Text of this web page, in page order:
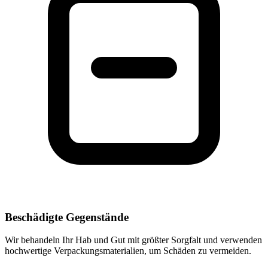
Beschädigte Gegenstände
Wir behandeln Ihr Hab und Gut mit größter Sorgfalt und verwenden
hochwertige Verpackungsmaterialien, um Schäden zu vermeiden.